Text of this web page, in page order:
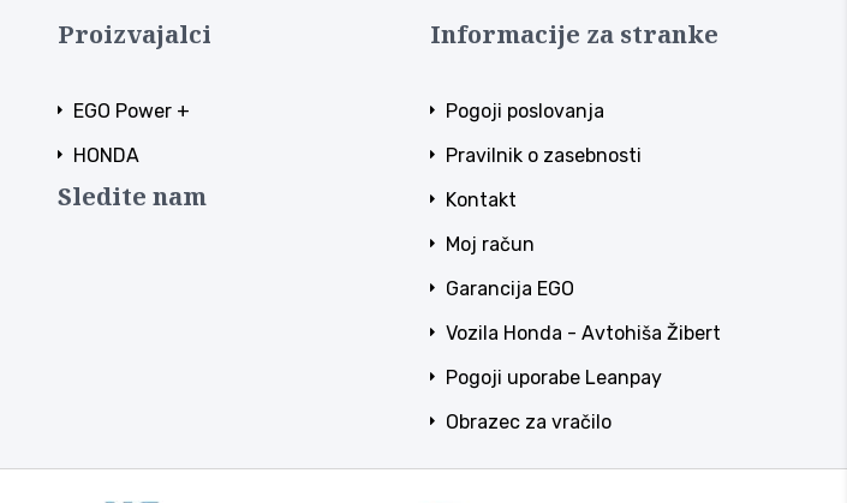
Proizvajalci
EGO Power +
HONDA
Sledite nam
Informacije za stranke
Pogoji poslovanja
Pravilnik o zasebnosti
Kontakt
Moj račun
Garancija EGO
Vozila Honda - Avtohiša Žibert
Pogoji uporabe Leanpay
Obrazec za vračilo